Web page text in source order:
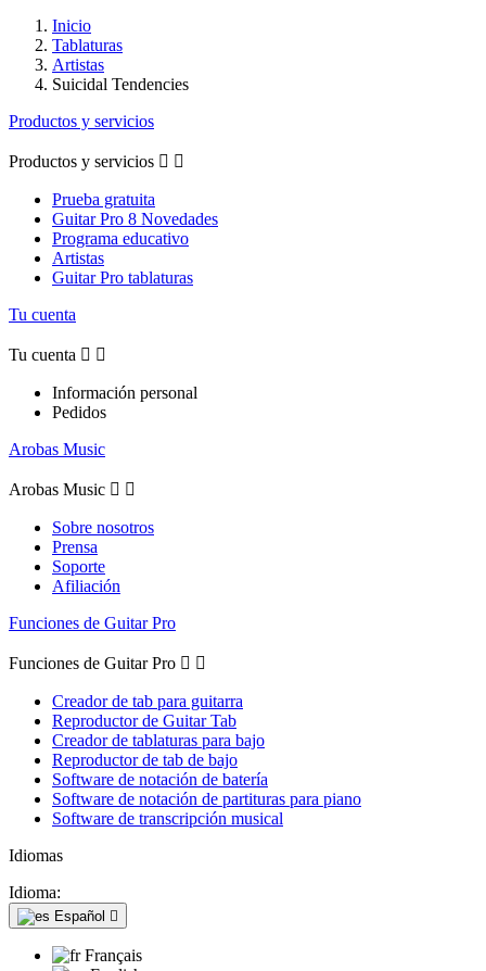
Inicio
Tablaturas
Artistas
Suicidal Tendencies
Productos y servicios
Productos y servicios  
Prueba gratuita
Guitar Pro 8 Novedades
Programa educativo
Artistas
Guitar Pro tablaturas
Tu cuenta
Tu cuenta  
Información personal
Pedidos
Arobas Music
Arobas Music  
Sobre nosotros
Prensa
Soporte
Afiliación
Funciones de Guitar Pro
Funciones de Guitar Pro  
Creador de tab para guitarra
Reproductor de Guitar Tab
Creador de tablaturas para bajo
Reproductor de tab de bajo
Software de notación de batería
Software de notación de partituras para piano
Software de transcripción musical
Idiomas
Idioma:
Español 
Français